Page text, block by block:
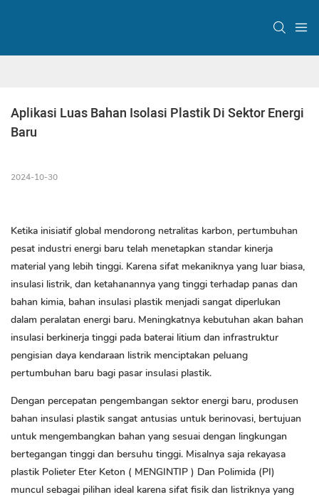
Aplikasi Luas Bahan Isolasi Plastik Di Sektor Energi
Baru
2024-10-30
Ketika inisiatif global mendorong netralitas karbon, pertumbuhan
pesat industri energi baru telah menetapkan standar kinerja
material yang lebih tinggi. Karena sifat mekaniknya yang luar biasa,
insulasi listrik, dan ketahanannya yang tinggi terhadap panas dan
bahan kimia, bahan insulasi plastik menjadi sangat diperlukan
dalam peralatan energi baru. Meningkatnya kebutuhan akan bahan
insulasi berkinerja tinggi pada baterai litium dan infrastruktur
pengisian daya kendaraan listrik menciptakan peluang
pertumbuhan baru bagi pasar insulasi plastik.
Dengan percepatan pengembangan sektor energi baru, produsen
bahan insulasi plastik sangat antusias untuk berinovasi, bertujuan
untuk mengembangkan bahan yang sesuai dengan lingkungan
bertegangan tinggi dan bersuhu tinggi. Misalnya saja rekayasa
plastik Polieter Eter Keton ( MENGINTIP ) Dan Polimida (PI)
muncul sebagai pilihan ideal karena sifat fisik dan listriknya yang